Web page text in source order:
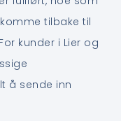
tilbake til
kunder i Lier og
å sende inn